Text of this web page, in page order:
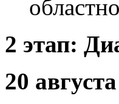
2 этап:
20 августа